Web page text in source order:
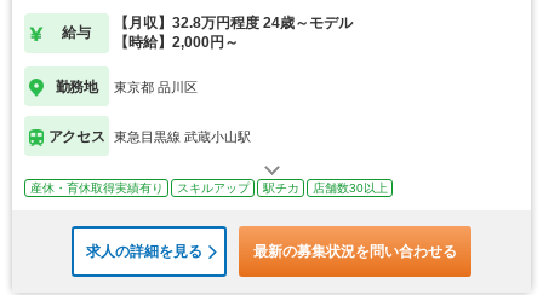
給与
【月収】32.8万円程度 24歳～モデル
【時給】2,000円～
勤務地 東京都 品川区
アクセス 東急目黒線 武蔵小山駅
産休・育休取得実績有り スキルアップ 駅チカ 店舗数30以上
求人の詳細を見る 最新の募集状況を問い合わせる